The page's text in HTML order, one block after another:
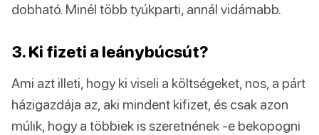
dobható. Minél több tyúkparti, annál vidámabb.
3. Ki fizeti a leánybúcsút?
Ami azt illeti, hogy ki viseli a költségeket, nos, a párt
házigazdája az, aki mindent kifizet, és csak azon
múlik, hogy a többiek is szeretnének -e bekopogni